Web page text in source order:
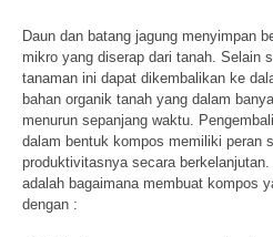
Daun dan batang jagung menyimpan
mikro yang diserap dari tanah. Selain
tanaman ini dapat dikembalikan ke
bahan organik tanah yang dalam
menurun sepanjang waktu.
dalam bentuk kompos memiliki peran
produktivitasnya secara
adalah bagaimana membuat kompos
dengan :